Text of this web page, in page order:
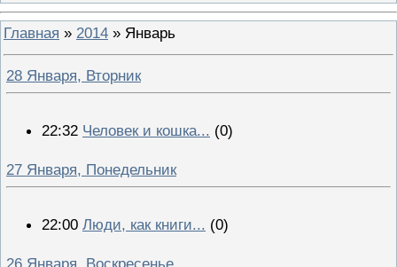
Главная » 2014 » Январь
28 Января, Вторник
22:32 Человек и кошка... (0)
27 Января, Понедельник
22:00 Люди, как книги... (0)
26 Января, Воскресенье